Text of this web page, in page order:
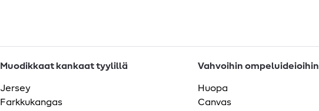
Muodikkaat kankaat tyylillä
Jersey
Farkkukangas
Vahvoihin ompeluideioihin
Huopa
Canvas